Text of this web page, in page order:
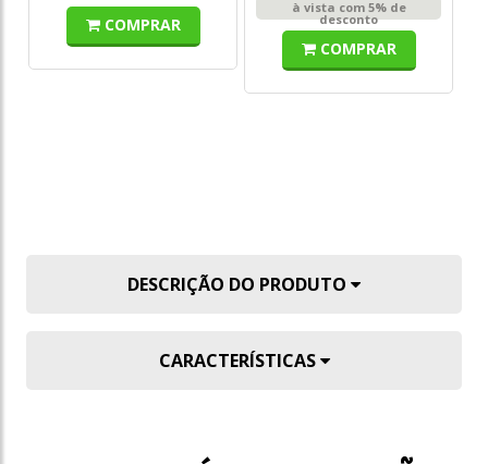
COMPRAR
à vista com 5% de
desconto
COMPRAR
DESCRIÇÃO DO PRODUTO
CARACTERÍSTICAS